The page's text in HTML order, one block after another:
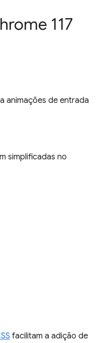
117
animações de entrada
simplificadas no
facilitam a adição de